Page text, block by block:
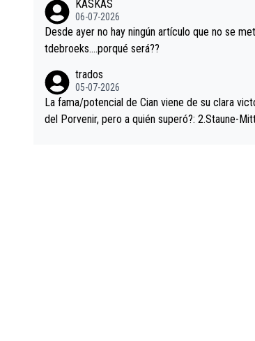
o aprieta, a ver si por querer poner a Del Toro
n posición de podio UAE y Pojacar se van
KASKAS
06-07-2026
Desde ayer no hay ningún artículo que no se meta con
tdebroeks….porqué será??
trados
05-07-2026
La fama/potencial de Cian viene de su clara
del Porvenir, pero a quién superó?: 2.Staune-